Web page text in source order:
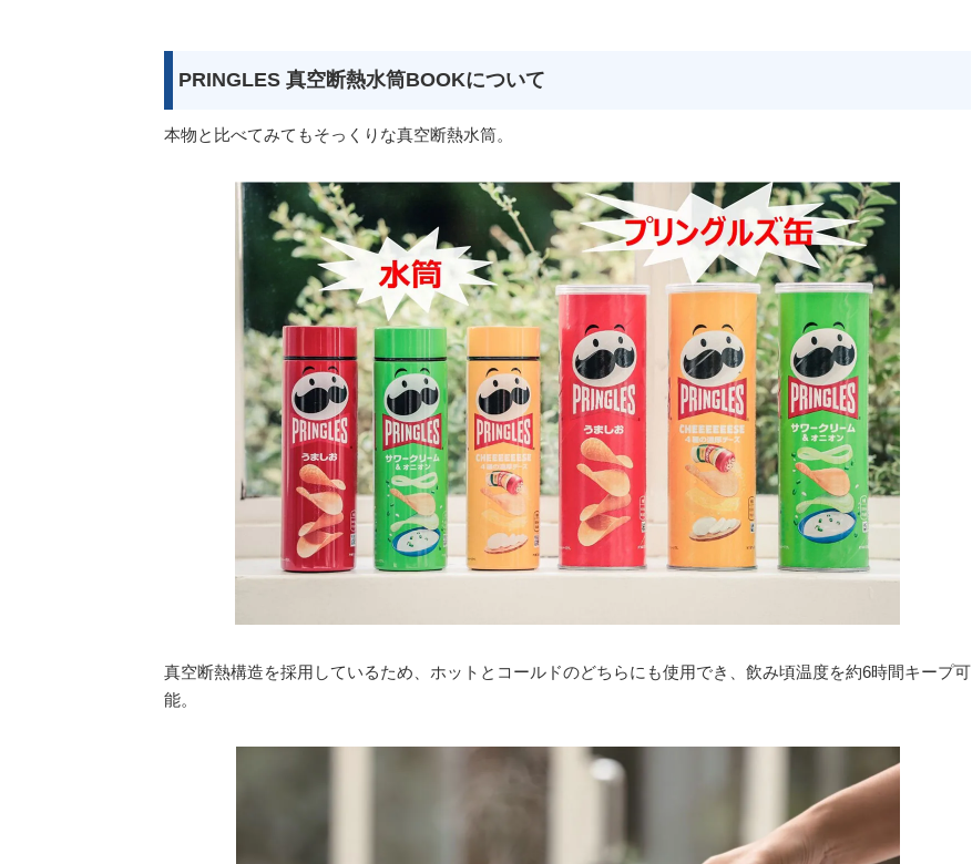
PRINGLES 真空断熱水筒BOOKについて
本物と比べてみてもそっくりな真空断熱水筒。
真空断熱構造を採用しているため、ホットとコールドのどちらにも使用でき、飲み頃温度を約6時間キープ可
能。